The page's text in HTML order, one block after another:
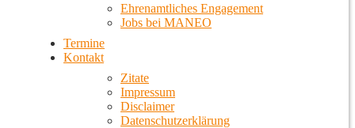
Ehrenamtliches Engagement
Jobs bei MANEO
Termine
Kontakt
Zitate
Impressum
Disclaimer
Datenschutzerklärung